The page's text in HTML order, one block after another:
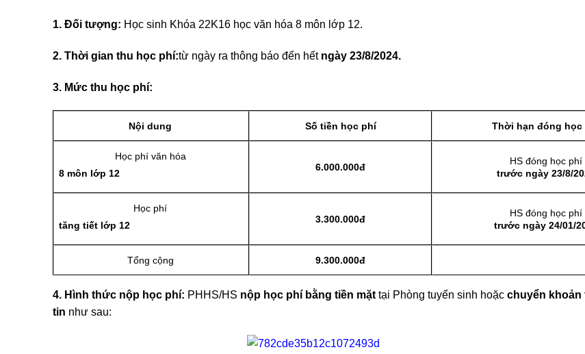
1. Đối tượng: Học sinh Khóa 22K16 học văn hóa 8 môn lớp 12.
2. Thời gian thu học phí:từ ngày ra thông báo đến hếtngày 23/8/2024.
3. Mức thu học phí:
Nội dung Số tiền học phí Thời hạn đóng học
Học phí văn hóa
8 môn lớp 12
6.000.000đ
HS đóng học phí
trước ngày 23/8/
Học phí
tăng tiết lớp 12
3.300.000đ
HS đóng học phí
trước ngày 24/01/
Tổng cộng 9.300.000đ
4. Hình thức nộp học phí: PHHS/HS nộp học phí bằng tiền mặt tại Phòng tuyển sinh hoặc chuyển khoản
tin như sau: